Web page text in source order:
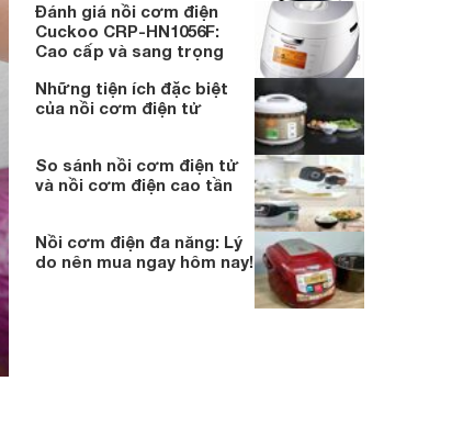
Đánh giá nồi cơm điện
Cuckoo CRP-HN1056F:
Cao cấp và sang trọng
Những tiện ích đặc biệt
của nồi cơm điện tử
So sánh nồi cơm điện tử
và nồi cơm điện cao tần
Nồi cơm điện đa năng: Lý
do nên mua ngay hôm nay!